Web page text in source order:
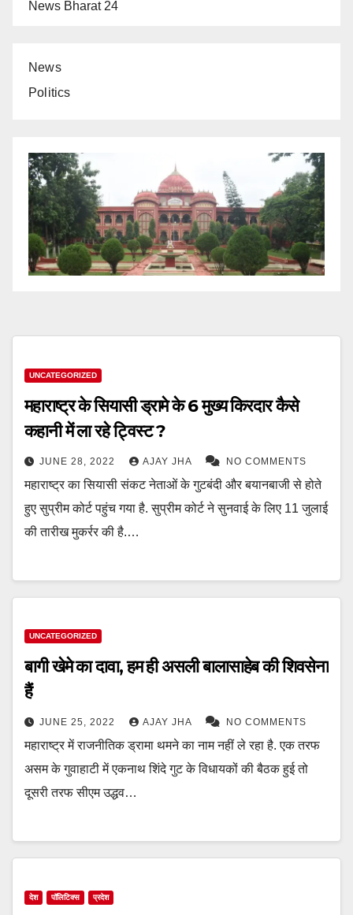
News Bharat 24
News
Politics
UNCATEGORIZED
महाराष्ट्र के सियासी ड्रामे के 6 मुख्य किरदार कैसे
कहानी में ला रहे ट्विस्ट ?
JUNE 28, 2022 AJAY JHA NO COMMENTS
महाराष्ट्र का सियासी संकट नेताओं के गुटबंदी और बयानबाजी से होते
हुए सुप्रीम कोर्ट पहुंच गया है. सुप्रीम कोर्ट ने सुनवाई के लिए 11 जुलाई
की तारीख मुकर्रर की है.…
UNCATEGORIZED
बागी खेमे का दावा, हम ही असली बालासाहेब की शिवसेना
हैं
JUNE 25, 2022 AJAY JHA NO COMMENTS
महाराष्ट्र में राजनीतिक ड्रामा थमने का नाम नहीं ले रहा है. एक तरफ
असम के गुवाहाटी में एकनाथ शिंदे गुट के विधायकों की बैठक हुई तो
दूसरी तरफ सीएम उद्धव…
देश पॉलिटिक्स प्रदेश